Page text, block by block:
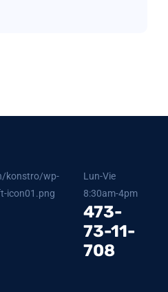
Lun-Vie
8:30am-4pm
473-
73-11-
708